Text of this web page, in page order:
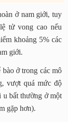
ở nam giới, tuy
tử vong cao nếu
khoảng 5% các
giới.
ở trong các mô
vượt quá mức độ
u bất thường ở một
gặp hơn).